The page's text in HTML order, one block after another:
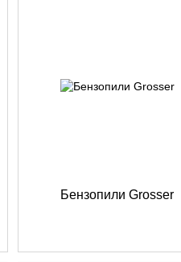
Бензопили Grosser